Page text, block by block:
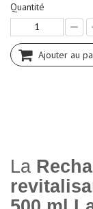
Quantité
Ajouter au
La